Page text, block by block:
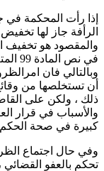
إذا رأت المحكمة
الرأفة جاز لھا
والمقصود هو تخفيف
في نص المادة 99 المتعلق بوجود عذر مخفف في حالة الجنح.
وبالتالي فان
أن تستخلصها من
ذلك ، ولكن على
والأسباب في قرار
كبيرة في صحة
وفي حال اجتماع
تحكم بالعفو القضائي ، كما